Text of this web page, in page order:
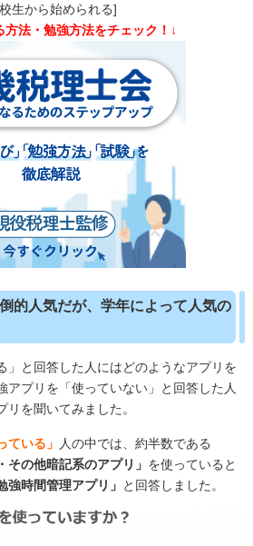
生から始められる]
方法・勉強方法をチェック！↓
的人気だが、学年によって人気の
」と回答した人にはどのようなアプリを
アプリを「使っていない」と回答した人
を聞いてみました。
ている」
人の中では、約半数である
その他暗記系のアプリ」 を使っていると
強時間管理アプリ」 と回答しました。